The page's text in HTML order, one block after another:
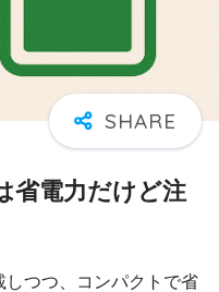
省電力だけど注
つつ、コンパクトで省